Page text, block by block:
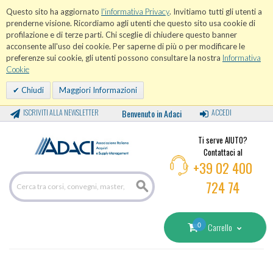
Questo sito ha aggiornato l'informativa Privacy. Invitiamo tutti gli utenti a
prenderne visione. Ricordiamo agli utenti che questo sito usa cookie di
profilazione e di terze parti. Chi sceglie di chiudere questo banner
acconsente all'uso dei cookie. Per saperne di più o per modificare le
preferenze sui cookie, gli utenti possono consultare la nostra Informativa
Cookie
Chiudi Maggiori Informazioni
ISCRIVITI ALLA NEWSLETTER Benvenuto in Adaci ACCEDI
Ti serve AIUTO?
Contattaci al
+39 02 400
724 74
0 Carrello